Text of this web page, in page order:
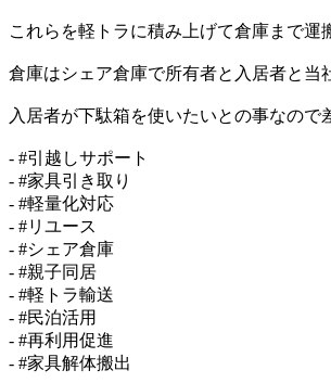
これらを軽トラに積み上げて倉庫まで運
倉庫はシェア倉庫で所有者と入居者と当
入居者が下駄箱を使いたいとの事なの
- #引越しサポート
- #家具引き取り
- #軽量化対応
- #リユース
- #シェア倉庫
- #親子同居
- #軽トラ輸送
- #民泊活用
- #再利用促進
- #家具解体搬出